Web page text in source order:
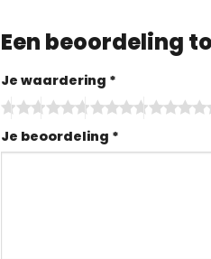
Een beoordeling
Je waardering *
Je beoordeling *